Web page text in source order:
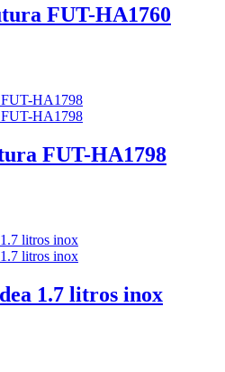
FUT-HA1760
FUT-HA1798
1.7 litros inox